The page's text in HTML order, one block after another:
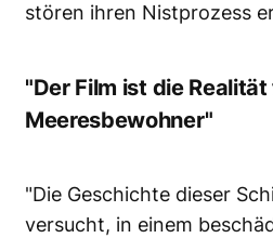
stören ihren Nistprozess
"Der Film ist die
Meeresbewohner"
"Die Geschichte dieser
versucht, in einem